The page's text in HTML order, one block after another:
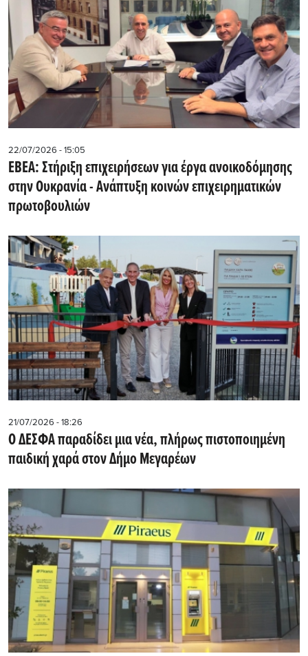
22/07/2026 - 15:05
ΕΒΕΑ: Στήριξη επιχειρήσεων για έργα ανοικοδόμησης
στην Ουκρανία - Ανάπτυξη κοινών επιχειρηματικών
πρωτοβουλιών
21/07/2026 - 18:26
Ο ΔΕΣΦΑ παραδίδει μια νέα, πλήρως πιστοποιημένη
παιδική χαρά στον Δήμο Μεγαρέων